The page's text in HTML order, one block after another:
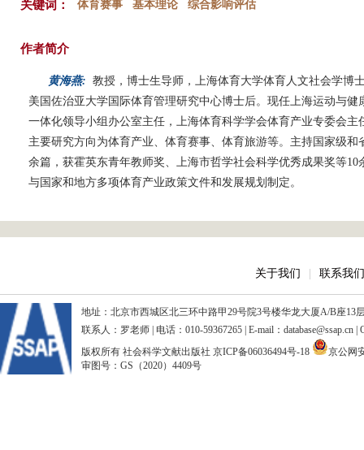
关键词： 体育赛事 基本理论 综合影响评估
作者简介
黄海燕: 教授，博士生导师，上海体育大学体育人文社会学博
美国佐治亚大学国际体育管理研究中心博士后。现任上海运动与
一体化领导小组办公室主任，上海体育科学学会体育产业专委会
主要研究方向为体育产业、体育赛事、体育旅游等。主持国家级和
余篇，获霍英东青年教师奖、上海市哲学社会科学优秀成果奖等
与国家和地方多项体育产业政策文件和发展规划制定。
关于我们 联系我们
地址：北京市西城区北三环中路甲29号院3号楼华龙大厦A/B座13
联系人：罗老师 | 电话：010-59367265 | E-mail：database@ssap.cn
版权所有 社会科学文献出版社 京ICP备06036494号-18
京公网
审图号：GS（2020）4409号